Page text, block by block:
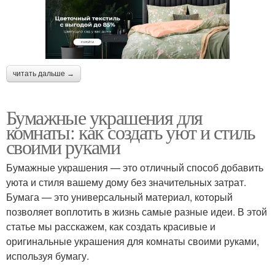
читать дальше →
Бумажные украшения для
комнаты: как создать уют и стиль
своими руками
Бумажные украшения — это отличный способ добавить
уюта и стиля вашему дому без значительных затрат.
Бумага — это универсальный материал, который
позволяет воплотить в жизнь самые разные идеи. В этой
статье мы расскажем, как создать красивые и
оригинальные украшения для комнаты своими руками,
используя бумагу.